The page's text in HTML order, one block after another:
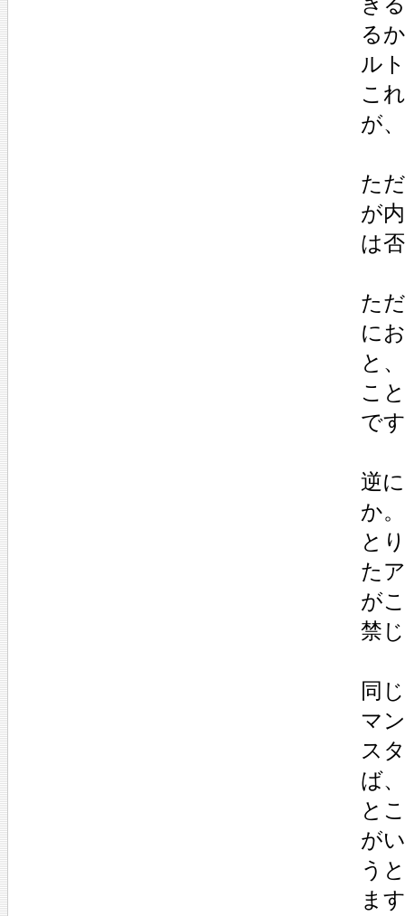
る
ル
こ
が
た
が
は
た
に
と
こ
で
逆
か。
と
た
が
禁
同
マ
ス
ば
と
が
う
ま